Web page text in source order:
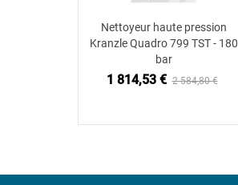
Ajouter au panier
Nettoyeur haute pression
Kranzle Quadro 799 TST - 180
bar
1 814,53 € 2 584,80 €